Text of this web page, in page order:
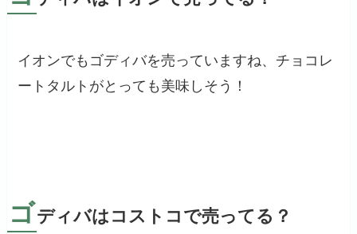
イオンでもゴディバを売っていますね、チョコレ
ートタルトがとっても美味しそう！
ゴディバはコストコで売ってる？